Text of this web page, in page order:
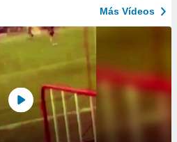
Más Vídeos